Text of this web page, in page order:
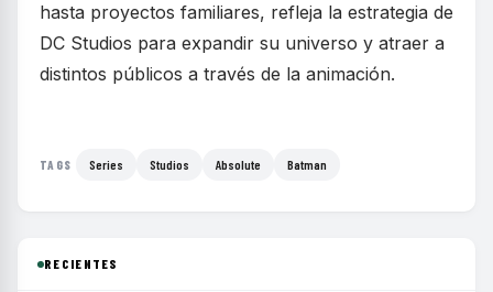
hasta proyectos familiares, refleja la estrategia de
DC Studios para expandir su universo y atraer a
distintos públicos a través de la animación.
TAGS Series Studios Absolute Batman
RECIENTES